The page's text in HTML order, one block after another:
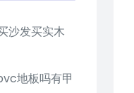
沙发买实木
地板吗有甲